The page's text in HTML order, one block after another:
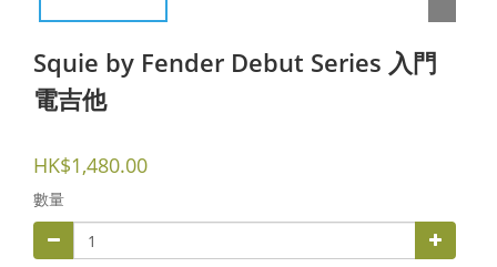
Squie by Fender Debut Series 入門
電吉他
HK$1,480.00
數量